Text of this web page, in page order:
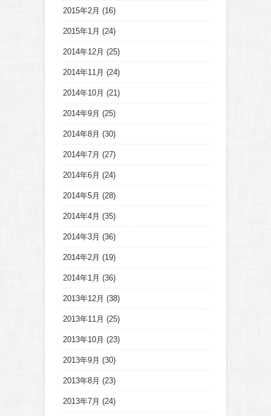
2015年2月 (16)
2015年1月 (24)
2014年12月 (25)
2014年11月 (24)
2014年10月 (21)
2014年9月 (25)
2014年8月 (30)
2014年7月 (27)
2014年6月 (24)
2014年5月 (28)
2014年4月 (35)
2014年3月 (36)
2014年2月 (19)
2014年1月 (36)
2013年12月 (38)
2013年11月 (25)
2013年10月 (23)
2013年9月 (30)
2013年8月 (23)
2013年7月 (24)